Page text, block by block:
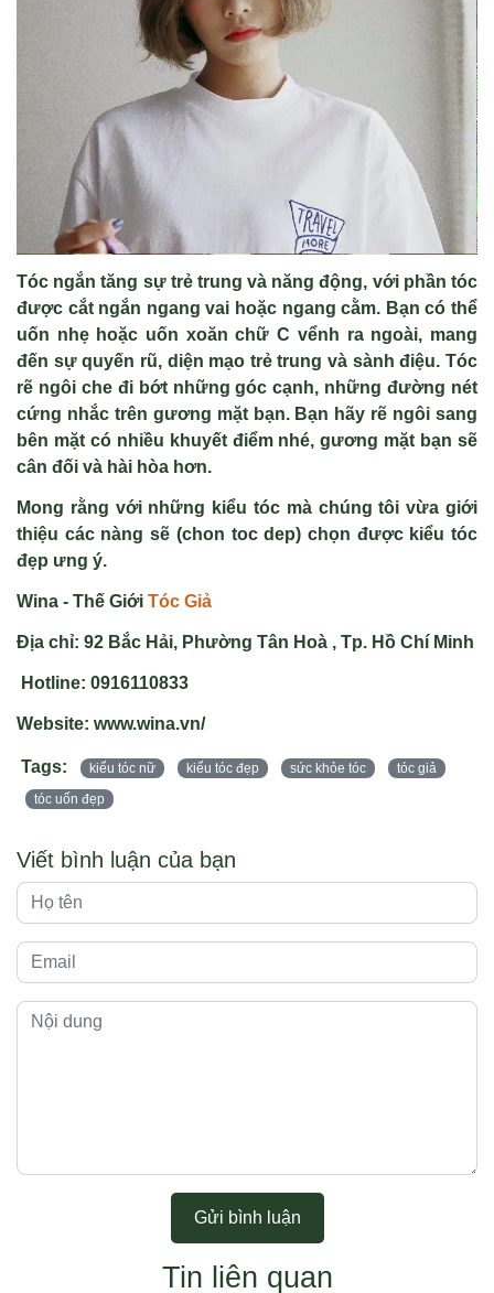
Tóc ngắn tăng sự trẻ trung và năng động, với phần tóc
được cắt ngắn ngang vai hoặc ngang cằm. Bạn có thể
uốn nhẹ hoặc uốn xoăn chữ C vểnh ra ngoài, mang
đến sự quyến rũ, diện mạo trẻ trung và sành điệu. Tóc
rẽ ngôi che đi bớt những góc cạnh, những đường nét
cứng nhắc trên gương mặt bạn. Bạn hãy rẽ ngôi sang
bên mặt có nhiều khuyết điểm nhé, gương mặt bạn sẽ
cân đối và hài hòa hơn.
Mong rằng với những kiểu tóc mà chúng tôi vừa giới
thiệu các nàng sẽ (chon toc dep) chọn được kiểu tóc
đẹp ưng ý.
Wina - Thế Giới Tóc Giả
Địa chỉ: 92 Bắc Hải, Phường Tân Hoà , Tp. Hồ Chí Minh
Hotline: 0916110833
Website: www.wina.vn/
Tags: kiểu tóc nữ kiểu tóc đẹp sức khỏe tóc
tóc giả
tóc uốn đẹp
Viết bình luận của bạn
Gửi bình luận
Tin liên quan